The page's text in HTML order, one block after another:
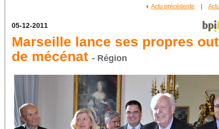
Actu précédente
05-12-2011
Marseille lance ses propres
de mécénat - Région